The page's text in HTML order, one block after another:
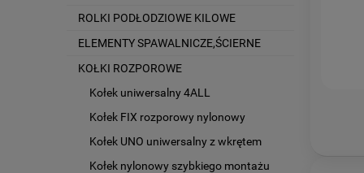
ROLKI PODŁODZIOWE KILOWE
ELEMENTY SPAWALNICZE,ŚCIERNE
KOŁKI ROZPOROWE
Kołek uniwersalny 4ALL
Kołek FIX rozporowy nylonowy
Kołek UNO uniwersalny z wkrętem
Kołek nylonowy szybkiego montażu